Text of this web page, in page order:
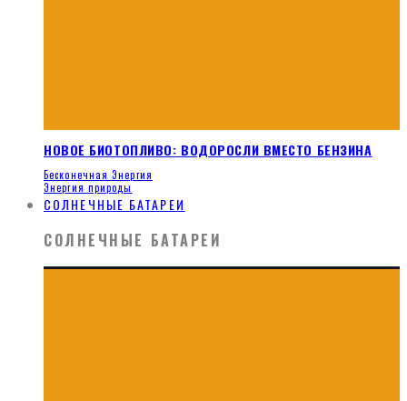
НОВОЕ БИОТОПЛИВО: ВОДОРОСЛИ ВМЕСТО БЕНЗИНА
Бесконечная Энергия
Энергия природы
СОЛНЕЧНЫЕ БАТАРЕИ
СОЛНЕЧНЫЕ БАТАРЕИ